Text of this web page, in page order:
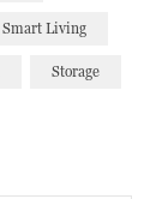
Smart Living
Storage